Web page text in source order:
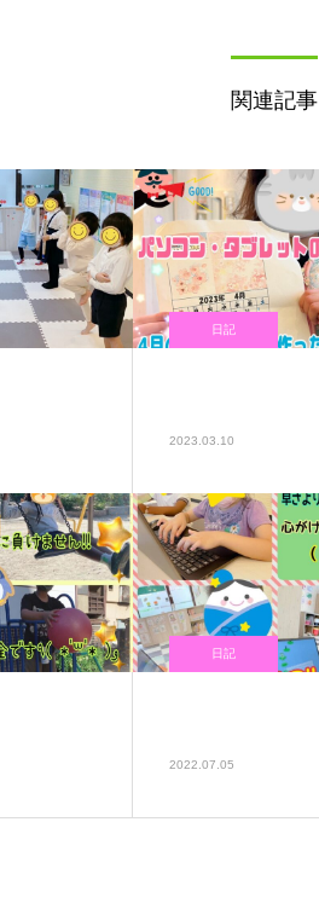
関連記事
日記
2023.03.10
日記
2022.07.05